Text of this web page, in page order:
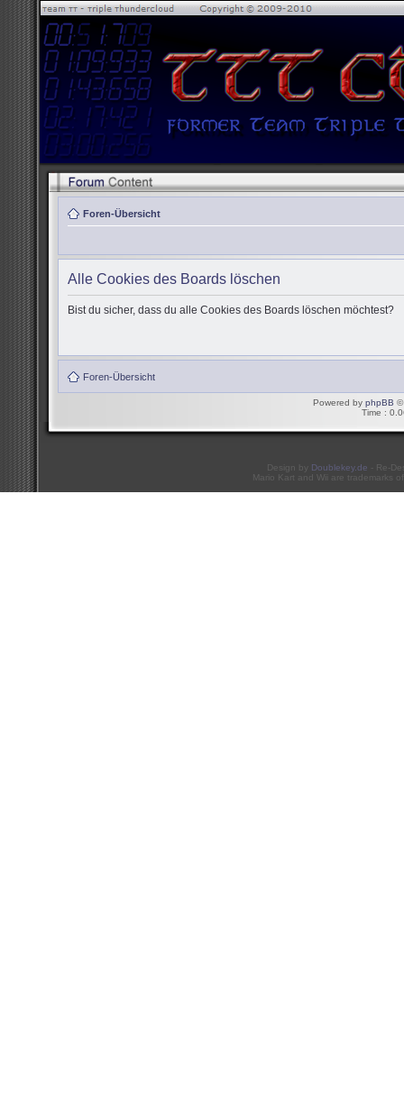
Foren-Übersicht
Alle Cookies des Boards löschen
Bist du sicher, dass du alle Cookies des Boards löschen möchtest?
Foren-Übersicht
Powered by phpBB ©
Time :
Design by Doublekey.de - Re-
Mario Kart and Wii are trademarks